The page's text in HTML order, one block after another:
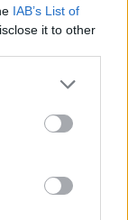
IAB’s List of
it to other